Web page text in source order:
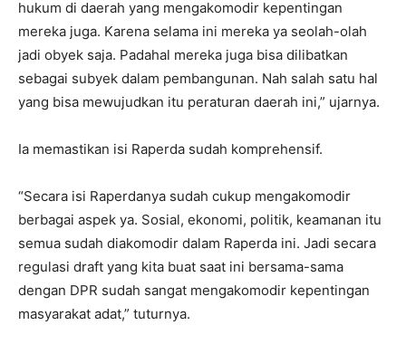
hukum di daerah yang mengakomodir kepentingan
mereka juga. Karena selama ini mereka ya seolah-olah
jadi obyek saja. Padahal mereka juga bisa dilibatkan
sebagai subyek dalam pembangunan. Nah salah satu hal
yang bisa mewujudkan itu peraturan daerah ini,” ujarnya.
Ia memastikan isi Raperda sudah komprehensif.
“Secara isi Raperdanya sudah cukup mengakomodir
berbagai aspek ya. Sosial, ekonomi, politik, keamanan itu
semua sudah diakomodir dalam Raperda ini. Jadi secara
regulasi draft yang kita buat saat ini bersama-sama
dengan DPR sudah sangat mengakomodir kepentingan
masyarakat adat,” tuturnya.